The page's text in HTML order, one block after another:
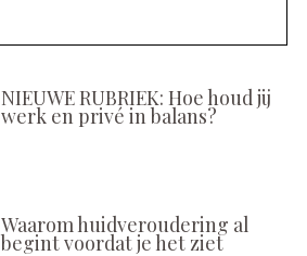
NIEUWE RUBRIEK: Hoe houd jij
werk en privé in balans?
Waarom huidveroudering al
begint voordat je het ziet